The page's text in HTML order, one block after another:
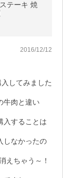
テーキ 焼
2016/12/12
してみました
牛肉と違い
入することは
しなかったの
えちゃう～！